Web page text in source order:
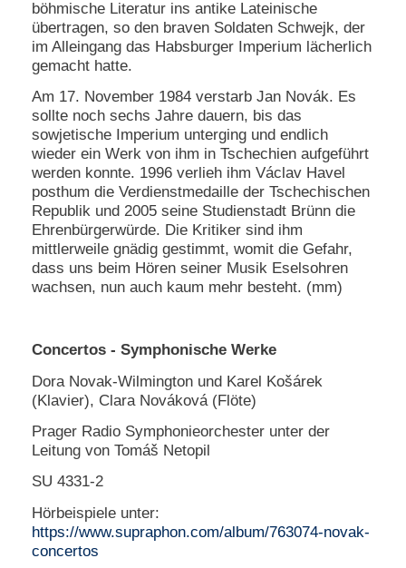
böhmische Literatur ins antike Lateinische
übertragen, so den braven Soldaten Schwejk, der
im Alleingang das Habsburger Imperium lächerlich
gemacht hatte.
Am 17. November 1984 verstarb Jan Novák. Es
sollte noch sechs Jahre dauern, bis das
sowjetische Imperium unterging und endlich
wieder ein Werk von ihm in Tschechien aufgeführt
werden konnte. 1996 verlieh ihm Václav Havel
posthum die Verdienstmedaille der Tschechischen
Republik und 2005 seine Studienstadt Brünn die
Ehrenbürgerwürde. Die Kritiker sind ihm
mittlerweile gnädig gestimmt, womit die Gefahr,
dass uns beim Hören seiner Musik Eselsohren
wachsen, nun auch kaum mehr besteht. (mm)
Concertos - Symphonische Werke
Dora Novak-Wilmington und Karel Košárek
(Klavier), Clara Nováková (Flöte)
Prager Radio Symphonieorchester unter der
Leitung von Tomáš Netopil
SU 4331-2
Hörbeispiele unter:
https://www.supraphon.com/album/763074-novak-
concertos